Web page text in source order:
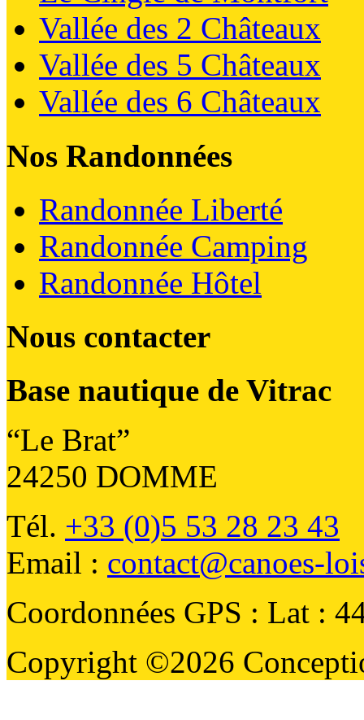
Vallée des 2 Châteaux
Vallée des 5 Châteaux
Vallée des 6 Châteaux
Nos Randonnées
Randonnée Liberté
Randonnée Camping
Randonnée Hôtel
Nous contacter
Base nautique de Vitrac
“Le Brat”
24250 DOMME
Tél. +33 (0)5 53 28 23 43
Email : contact@canoes-
Coordonnées GPS : Lat :
Copyright ©2026